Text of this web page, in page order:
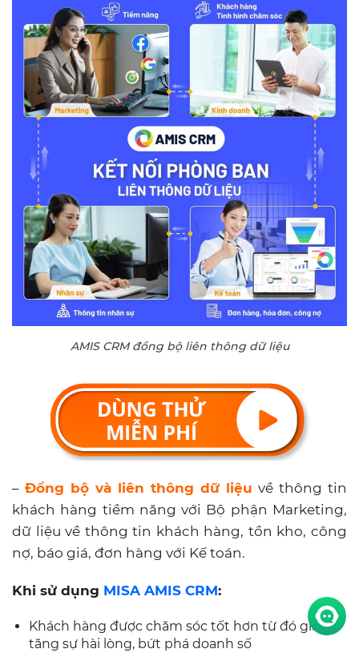
AMIS CRM đồng bộ liên thông dữ liệu
– Đồng bộ và liên thông dữ liệu về thông tin
khách hàng tiềm năng với Bộ phận Marketing,
dữ liệu về thông tin khách hàng, tồn kho, công
nợ, báo giá, đơn hàng với Kế toán.
Khi sử dụng MISA AMIS CRM:
Khách hàng được chăm sóc tốt hơn từ đó gia
tăng sự hài lòng, bứt phá doanh số